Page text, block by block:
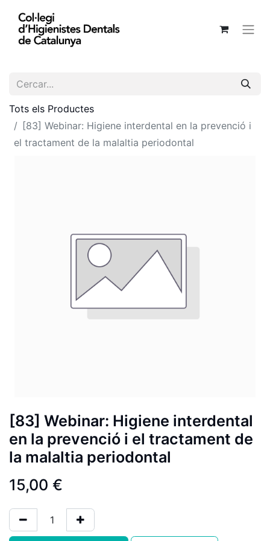
Tots els Productes
[83] Webinar: Higiene interdental en la prevenció i
el tractament de la malaltia periodontal
[83] Webinar: Higiene interdental
en la prevenció i el tractament de
la malaltia periodontal
15,00 €